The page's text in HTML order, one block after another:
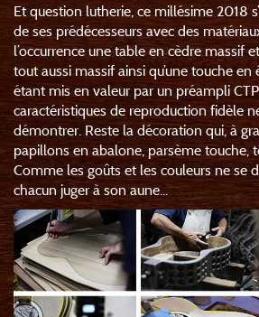
Et question lutherie, ce millésime 2018
de ses prédécesseurs avec des
l’occurrence une table en cèdre massif
tout aussi massif ainsi qu’une touche
étant mis en valeur par un préampli
caractéristiques de reproduction fidèle
démontrer. Reste la décoration qui, à
papillons en abalone, parsème touche,
Comme les goûts et les couleurs ne se
chacun juger à son aune...